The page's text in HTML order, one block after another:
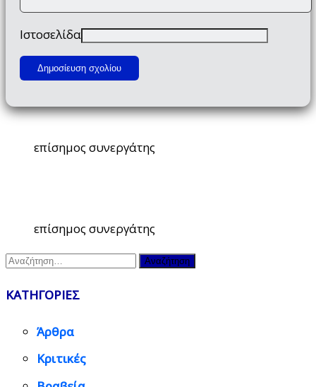
Ιστοσελίδα
επίσημος συνεργάτης
επίσημος συνεργάτης
Αναζήτηση
ΚΑΤΗΓΟΡΙΕΣ
Άρθρα
Κριτικές